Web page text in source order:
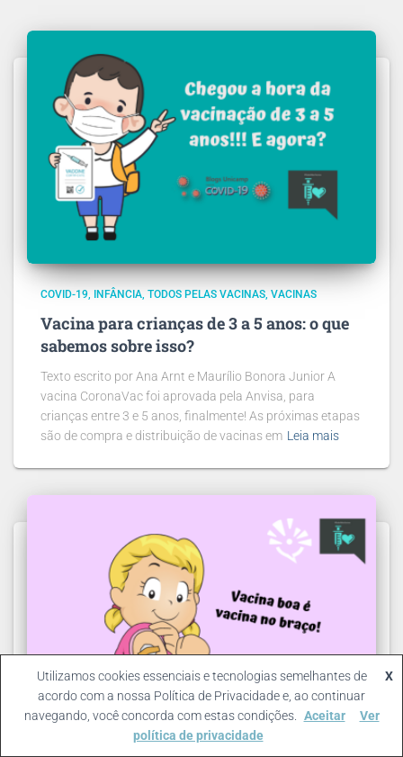
COVID-19 INFÂNCIA TODOS PELAS VACINAS VACINAS
Vacina para crianças de 3 a 5 anos: o que
sabemos sobre isso?
Texto escrito por Ana Arnt e Maurílio Bonora Junior A
vacina CoronaVac foi aprovada pela Anvisa, para
crianças entre 3 e 5 anos, finalmente! As próximas etapas
são de compra e distribuição de vacinas em Leia mais
Utilizamos cookies essenciais e tecnologias semelhantes de
acordo com a nossa Política de Privacidade e, ao continuar
navegando, você concorda com estas condições.
X
Aceitar
Ver
política de privacidade